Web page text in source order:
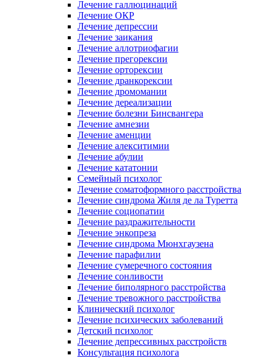
Лечение галлюцинаций
Лечение ОКР
Лечение депрессии
Лечение заикания
Лечение аллотриофагии
Лечение прегорексии
Лечение орторексии
Лечение дранкорексии
Лечение дромомании
Лечение дереализации
Лечение болезни Бинсвангера
Лечение амнезии
Лечение аменции
Лечение алекситимии
Лечение абулии
Лечение кататонии
Семейный психолог
Лечение соматоформного расстройства
Лечение синдрома Жиля де ла Туретта
Лечение социопатии
Лечение раздражительности
Лечение энкопреза
Лечение синдрома Мюнхгаузена
Лечение парафилии
Лечение сумеречного состояния
Лечение сонливости
Лечение биполярного расстройства
Лечение тревожного расстройства
Клинический психолог
Лечение психических заболеваний
Детский психолог
Лечение депрессивных расстройств
Консультация психолога